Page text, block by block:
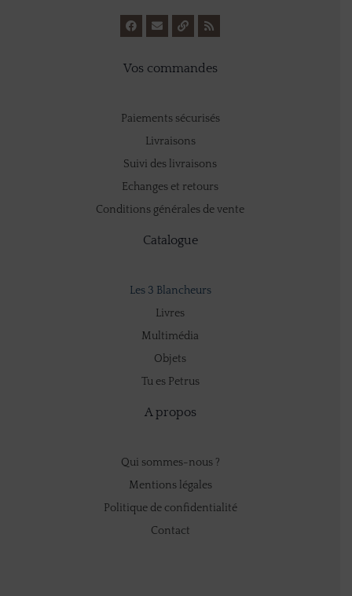
Vos commandes
Paiements sécurisés
Livraisons
Suivi des livraisons
Echanges et retours
Conditions générales de vente
Catalogue
Les 3 Blancheurs
Livres
Multimédia
Objets
Tu es Petrus
A propos
Qui sommes-nous ?
Mentions légales
Politique de confidentialité
Contact